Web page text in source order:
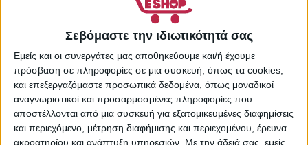
Σεβόμαστε την ιδιωτικότητά σας
Εμείς και οι συνεργάτες μας αποθηκεύουμε και/ή έχουμε
πρόσβαση σε πληροφορίες σε μια συσκευή, όπως τα cookies,
και επεξεργαζόμαστε προσωπικά δεδομένα, όπως μοναδικοί
αναγνωριστικοί και προσαρμοσμένες πληροφορίες που
αποστέλλονται από μια συσκευή για εξατομικευμένες διαφημίσεις
και περιεχόμενο, μέτρηση διαφήμισης και περιεχομένου, έρευνα
ακροατηρίου και ανάπτυξη υπηρεσιών. Με την άδειά σας, εμείς